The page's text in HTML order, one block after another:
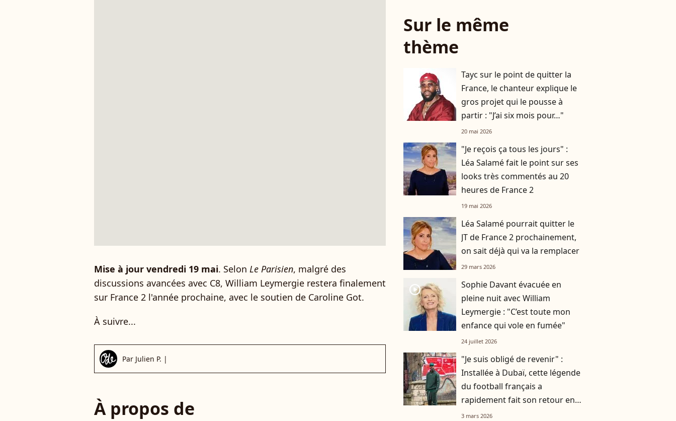
Mise à jour vendredi 19 mai. Selon Le Parisien, malgré des
discussions avancées avec C8, William Leymergie restera finalement
sur France 2 l'année prochaine, avec le soutien de Caroline Got.
À suivre...
Par Julien P. |
À propos de
Sur le même
thème
Tayc sur le point de quitter la
France, le chanteur explique le
gros projet qui le pousse à
partir : "J’ai six mois pour…"
20 mai 2026
"Je reçois ça tous les jours" :
Léa Salamé fait le point sur ses
looks très commentés au 20
heures de France 2
19 mai 2026
Léa Salamé pourrait quitter le
JT de France 2 prochainement,
on sait déjà qui va la remplacer
29 mars 2026
player2
Sophie Davant évacuée en
pleine nuit avec William
Leymergie : "C’est toute mon
enfance qui vole en fumée"
24 juillet 2026
"Je suis obligé de revenir" :
Installée à Dubaï, cette légende
du football français a
rapidement fait son retour en
France
3 mars 2026